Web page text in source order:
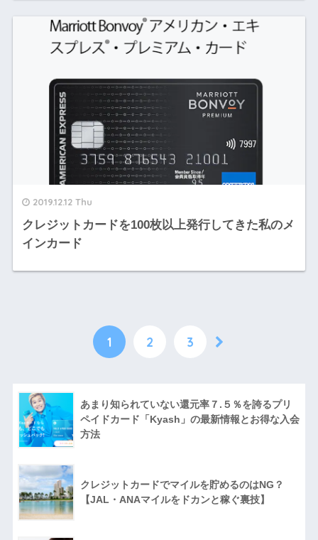
2019.12.12 Thu
クレジットカードを100枚以上発行してきた私のメ
インカード
1 2 3
あまり知られていない還元率７.５％を誇るプリ
ペイドカード「Kyash」の最新情報とお得な入会
方法
クレジットカードでマイルを貯めるのはNG？
【JAL・ANAマイルをドカンと稼ぐ裏技】